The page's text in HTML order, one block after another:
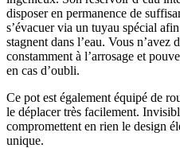
disposer en permanence de
s’évacuer via un tuyau spécial
stagnent dans l’eau. Vous n’avez
constamment à l’arrosage et
en cas d’oubli.
Ce pot est également équipé de
le déplacer très facilement.
compromettent en rien le design
unique.